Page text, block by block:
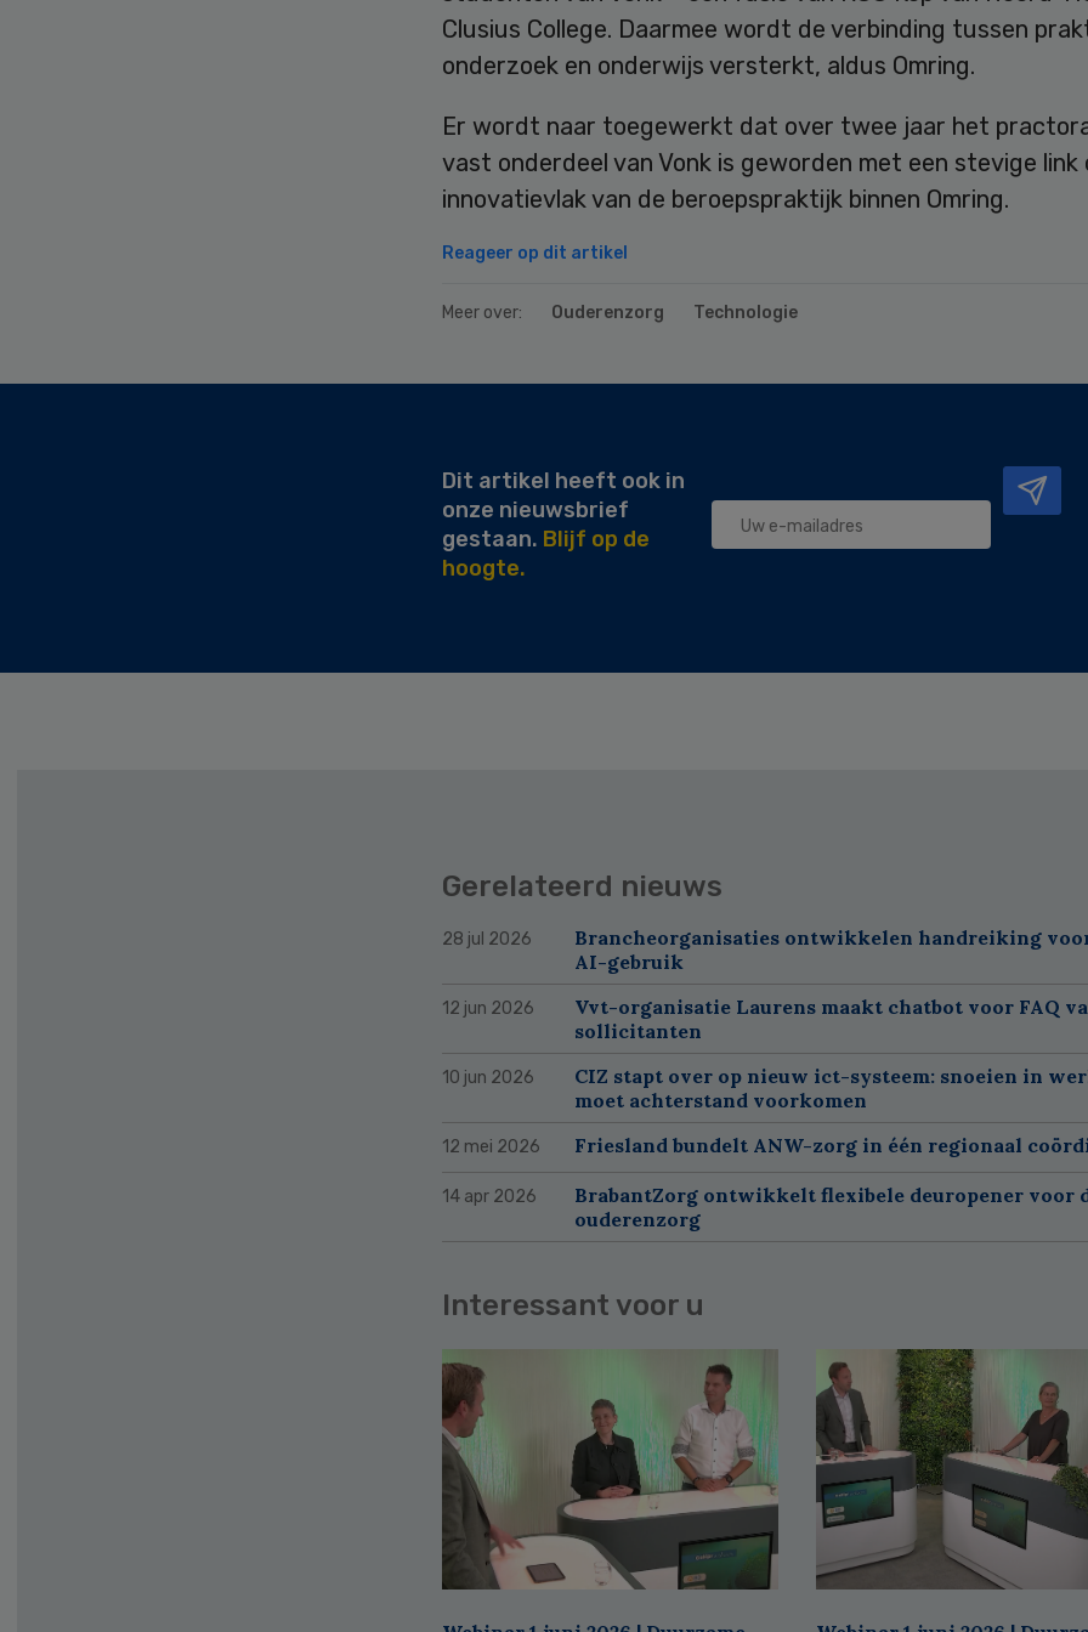
Clusius College. Daarmee wordt de verbinding tussen
onderzoek en onderwijs versterkt, aldus Omring.
Er wordt naar toegewerkt dat over twee jaar het
vast onderdeel van Vonk is geworden met een stevige link
innovatievlak van de beroepspraktijk binnen Omring.
Reageer op dit artikel
Meer over: Ouderenzorg Technologie
Dit artikel heeft ook in
onze nieuwsbrief
gestaan. Blijf op de
hoogte.
Gerelateerd nieuws
28 jul 2026
Brancheorganisaties ontwikkelen handreiking
AI-gebruik
12 jun 2026
Vvt-organisatie Laurens maakt chatbot voor FAQ
sollicitanten
10 jun 2026
CIZ stapt over op nieuw ict-systeem: snoeien in
moet achterstand voorkomen
12 mei 2026 Friesland bundelt ANW-zorg in één regionaal
14 apr 2026
BrabantZorg ontwikkelt flexibele deuropener voor
ouderenzorg
Interessant voor u